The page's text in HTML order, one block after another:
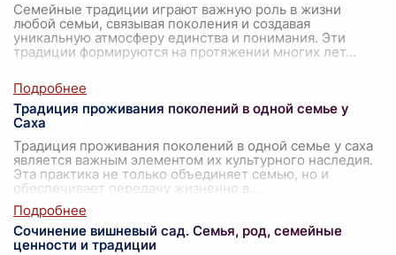
Семейные традиции играют важную роль в жизни
любой семьи, связывая поколения и создавая
уникальную атмосферу единства и понимания. Эти
традиции формируются на протяжении многих лет...
Традиция проживания поколений в одной семье у
Саха
Традиция проживания поколений в одной семье у саха
является важным элементом их культурного наследия.
Эта практика не только объединяет семью, но и
обеспечивает передачу жизненно в
Сочинение вишневый сад. Семья, род, семейные
ценности и традиции